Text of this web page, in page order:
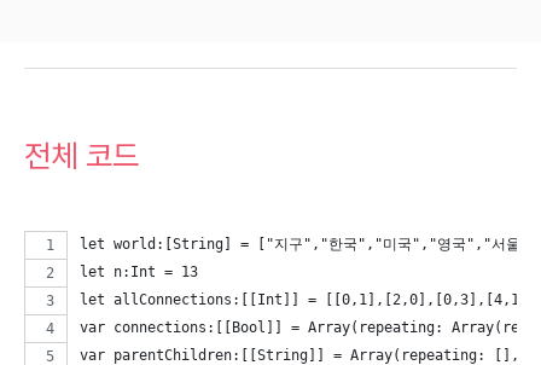
전체 코드
let world:[String] = ["지구","한국","미국","영국","서울","
let n:Int = 13
let allConnections:[[Int]] =
var connections:[[Bool]] = Array(repeating:
var parentChildren:[[String]] = Array(repeating: [],